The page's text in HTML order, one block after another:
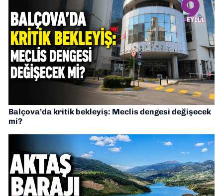
Balçova’da kritik bekleyiş: Meclis dengesi değişecek
mi?